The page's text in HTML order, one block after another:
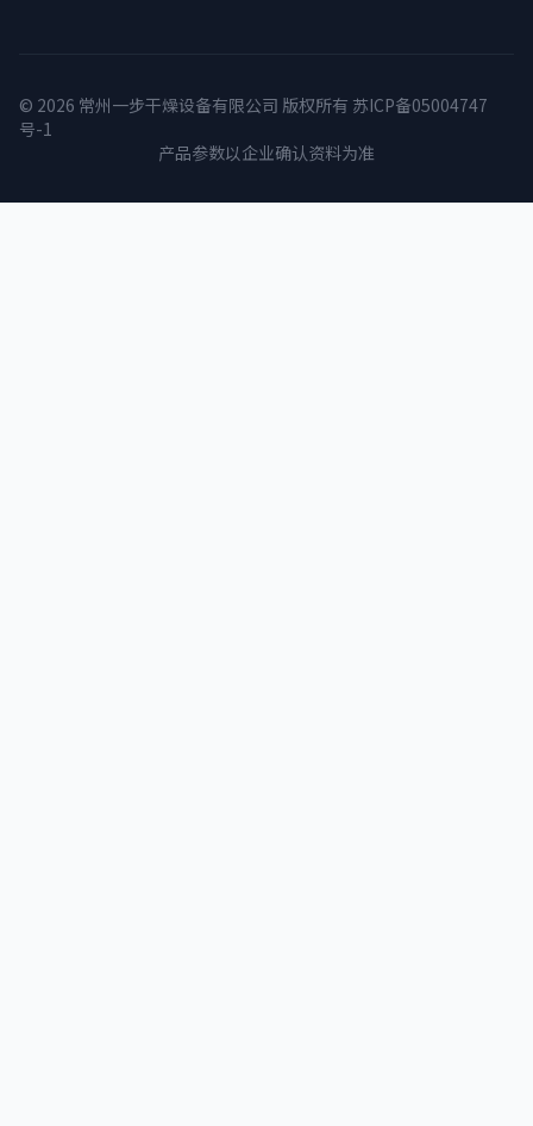
© 2026 常州一步干燥设备有限公司 版权所有 苏ICP备05004747
号-1
产品参数以企业确认资料为准